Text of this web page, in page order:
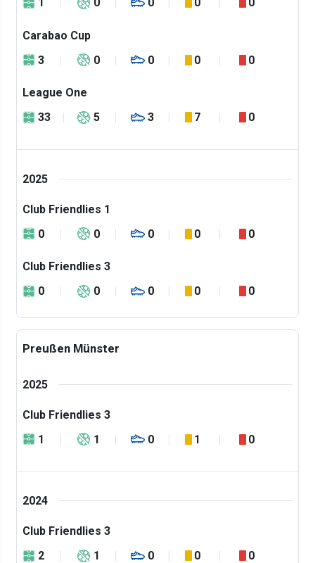
Carabao Cup
3
0 0 0 0
League One
33
5 3 7 0
2025
Club Friendlies 1
0
0 0 0 0
Club Friendlies 3
0
0 0 0 0
Preußen Münster
2025
Club Friendlies 3
1
1 0 1 0
2024
Club Friendlies 3
2
1 0 0 0